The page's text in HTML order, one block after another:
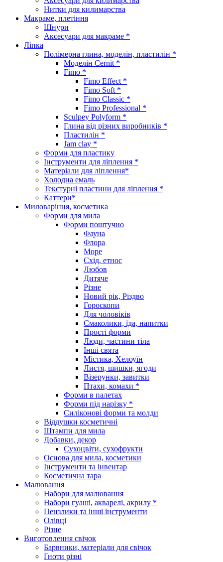
Нитки для килимарства
Макраме, плетіння
Шнури
Аксесуари для макраме *
Ліпка
Полімерна глина, моделін, пластилін *
Моделін Cernit *
Fimo *
Fimo Effect *
Fimo Soft *
Fimo Classic *
Fimo Professional *
Sculpey Polyform *
Глина від різних виробників *
Пластилін *
Jam clay *
Форми для пластику
Інструменти для ліплення *
Матеріали для ліплення*
Холодна емаль
Текстурні пластини для ліплення *
Каттери*
Миловаріння, косметика
Форми для мила
Форми поштучно
Фауна
Флора
Море
Схід, етнос
Любов
Дитяче
Різне
Новий рік, Різдво
Гороскопи
Для чоловіків
Смаколики, їда, напитки
Прості форми
Люди, частини тіла
Інші свята
Містика, Хелоуїн
Листя, шишки, ягоди
Візерунки, завитки
Птахи, комахи *
Форми в палетах
Форми під нарізку *
Силіконові форми та молди
Віддушки косметичні
Штампи для мила
Добавки, декор
Сухоцвіти, сухофрукти
Основа для мила, косметики
Інструменти та інвентар
Косметична тара
Малювання
Набори для малювання
Набори гуаші, акварелі, акрилу *
Пензлики та інші інструменти
Олівці
Різне
Виготовлення свічок
Барвники, матеріали для свічок
Гноти різні